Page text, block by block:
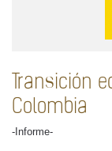
Transición
Colombia
-Informe-